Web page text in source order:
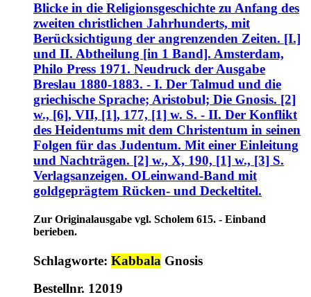
Blicke in die Religionsgeschichte zu Anfang des
zweiten christlichen Jahrhunderts, mit
Berücksichtigung der angrenzenden Zeiten. [I.]
und II. Abtheilung [in 1 Band]. Amsterdam,
Philo Press 1971. Neudruck der Ausgabe
Breslau 1880-1883. - I. Der Talmud und die
griechische Sprache; Aristobul; Die Gnosis. [2]
w., [6], VII, [1], 177, [1] w. S. - II. Der Konflikt
des Heidentums mit dem Christentum in seinen
Folgen für das Judentum. Mit einer Einleitung
und Nachträgen. [2] w., X, 190, [1] w., [3] S.
Verlagsanzeigen. OLeinwand-Band mit
goldgeprägtem Rücken- und Deckeltitel.
Zur Originalausgabe vgl. Scholem 615. - Einband
berieben.
Schlagworte: Kabbala Gnosis
Bestellnr. 12019